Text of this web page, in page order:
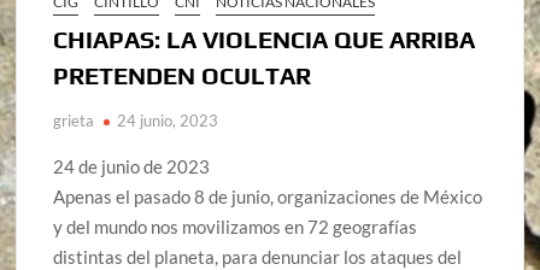
CHIAPAS: LA VIOLENCIA QUE ARRIBA
PRETENDEN OCULTAR
grieta 24 junio, 2023
24 de junio de 2023
Apenas el pasado 8 de junio, organizaciones de México
y del mundo nos movilizamos en 72 geografías
distintas del planeta, para denunciar los ataques del